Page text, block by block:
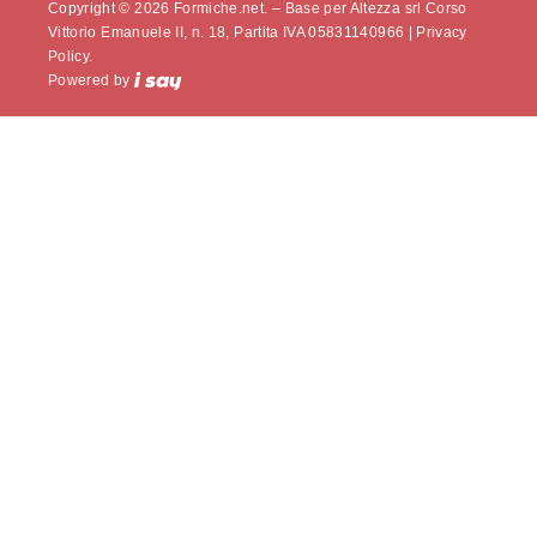
Copyright © 2026 Formiche.net. – Base per Altezza srl Corso
Vittorio Emanuele II, n. 18, Partita IVA 05831140966 | Privacy
Policy.
Powered by